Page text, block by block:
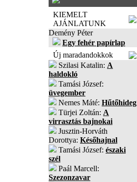
KIEMELT
AJÁNLATUNK
Demény Péter
Egy fehér papírlap
Új maradandokkok
Szilasi Katalin: A
haldokló
Tamási József:
üvegember
Nemes Máté: Hűtőhideg
Türjei Zoltán: A
virrasztás bajnokai
Jusztin-Horváth
Dorottya: Későhajnal
Tamási József: északi
szél
Paál Marcell:
Szezonzavar